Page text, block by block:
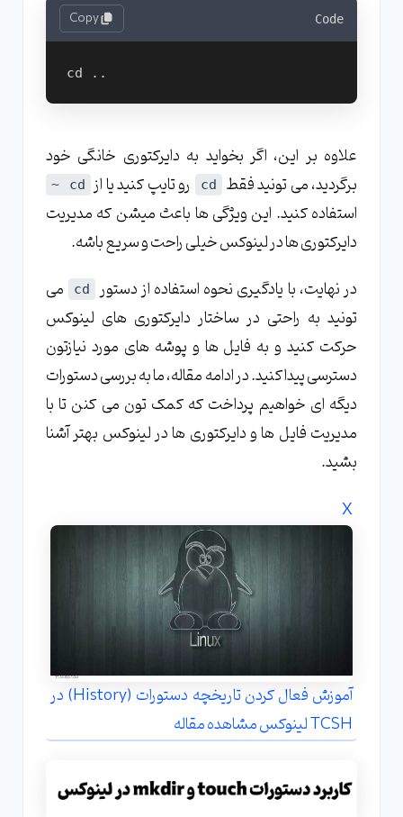
Code
Copy
cd ..
علاوه بر این، اگر بخواید به دایرکتوری خانگی خود
برگردید، می تونید فقط
cd رو تایپ کنید یا از cd ~
استفاده کنید. این ویژگی ها باعث میشن که مدیریت
دایرکتوری ها در لینوکس خیلی راحت و سریع باشه.
در نهایت، با یادگیری نحوه استفاده از دستور cd
می
تونید به راحتی در ساختار دایرکتوری های لینوکس
حرکت کنید و به فایل ها و پوشه های مورد نیازتون
دسترسی پیدا کنید. در ادامه مقاله، ما به بررسی دستورات
دیگه ای خواهیم پرداخت که کمک تون می کنن تا با
مدیریت فایل ها و دایرکتوری ها در لینوکس بهتر آشنا
بشید.
X
آموزش فعال کردن تاریخچه دستورات (History) در
TCSH لینوکس مشاهده مقاله